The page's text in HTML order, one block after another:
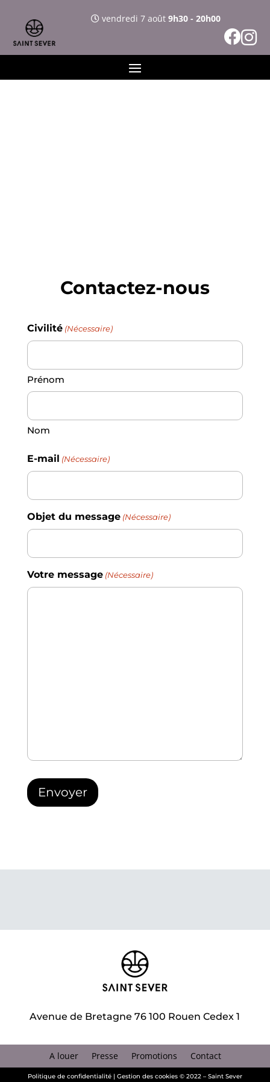
vendredi 7 août 9h30 - 20h00
Contactez-nous
Civilité (Nécessaire)
Prénom
Nom
E-mail (Nécessaire)
Objet du message (Nécessaire)
Votre message (Nécessaire)
Avenue de Bretagne 76 100 Rouen Cedex 1
A louer Presse Promotions Contact
Politique de confidentialité | Gestion des cookies © 2022 – Saint Sever